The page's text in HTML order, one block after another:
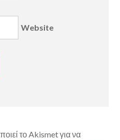
Website
το Akismet για να